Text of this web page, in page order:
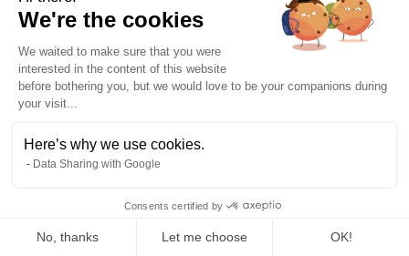
Ottimizzare i processi interni della tua
azienda: La valutazione ti permetterà di
identificare leve di miglioramento e di
mettere in atto azioni concrete ed
efficaci. La valutazione può servire da
strategia RSE più ampia.
per altri riferimenti ESG: CSRD, VSME…
We're the cookies
We waited to make sure that you were
interested in the content of this website
before bothering you, but we would love to be your companions during
your visit...
Here’s why we use cookies.
Data Sharing with Google
Consents certified by
No, thanks Let me choose OK!